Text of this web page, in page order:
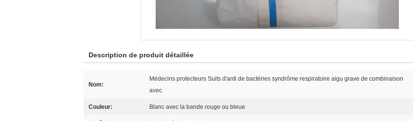
Description de produit détaillée
Nom:
Médecins protecteurs Suits d'anti de bactéries syndrôme respiratoire aigu grave de combinaison
avec
Couleur: Blanc avec la bande rouge ou bleue